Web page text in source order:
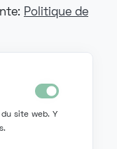
Politique de
site web. Y